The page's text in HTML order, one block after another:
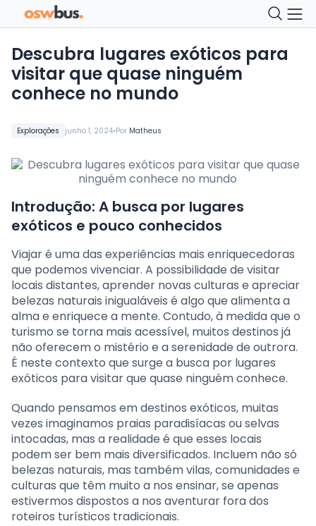
Explorações junho 1, 2024•Por Matheus
Descubra lugares exóticos para
visitar que quase ninguém
conhece no mundo
Introdução: A busca por lugares
exóticos e pouco conhecidos
Viajar é uma das experiências mais enriquecedoras
que podemos vivenciar. A possibilidade de visitar
locais distantes, aprender novas culturas e apreciar
belezas naturais inigualáveis é algo que alimenta a
alma e enriquece a mente. Contudo, à medida que o
turismo se torna mais acessível, muitos destinos já
não oferecem o mistério e a serenidade de outrora.
É neste contexto que surge a busca por lugares
exóticos para visitar que quase ninguém conhece.
Quando pensamos em destinos exóticos, muitas
vezes imaginamos praias paradisíacas ou selvas
intocadas, mas a realidade é que esses locais
podem ser bem mais diversificados. Incluem não só
belezas naturais, mas também vilas, comunidades e
culturas que têm muito a nos ensinar, se apenas
estivermos dispostos a nos aventurar fora dos
roteiros turísticos tradicionais.